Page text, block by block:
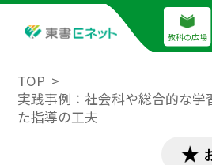
教科の広場
TOP
実践事例：社会科や総合的な学
た指導の工夫